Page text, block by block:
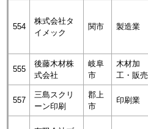
554
株式会社タ
イメック
関市 製造業
555
後藤木材株
式会社
岐阜
市
木材加
工・販売
557
三島スクリ
ーン印刷
郡上
市
印刷業